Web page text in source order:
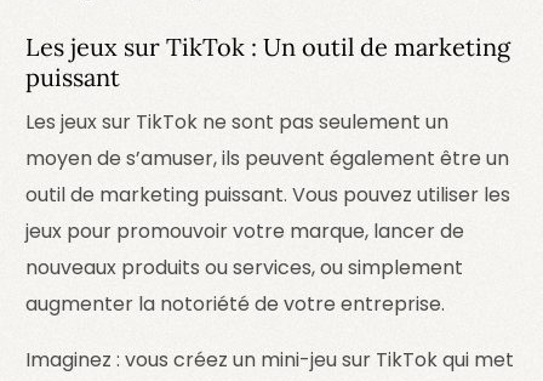
Les jeux sur TikTok : Un outil de marketing
puissant
Les jeux sur TikTok ne sont pas seulement un
moyen de s’amuser, ils peuvent également être un
outil de marketing puissant. Vous pouvez utiliser les
jeux pour promouvoir votre marque, lancer de
nouveaux produits ou services, ou simplement
augmenter la notoriété de votre entreprise.
Imaginez : vous créez un mini-jeu sur TikTok qui met